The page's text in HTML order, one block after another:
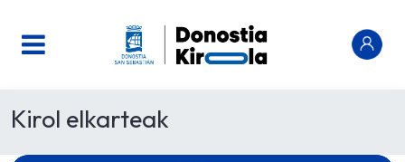
Kirol elkarteak